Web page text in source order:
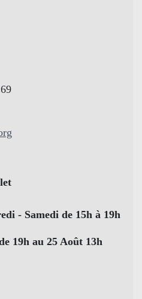
- Samedi de 15h à 19h
19h au 25 Août 13h